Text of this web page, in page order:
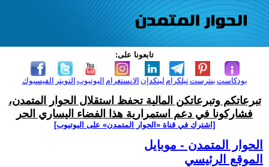
تابعونا على:
الفيسبوك التويتر اليوتيوب الانستغرام لينكدإن تيلكرامبنترست بودكاست
تبرعاتكم وتبرعاتكن المالية تحفظ استقلال الحوار المتمدن،
فشاركونا في دعم استمرارية هذا الفضاء اليساري الحر
[اشترك في قناة ‫«الحوار المتمدن» على اليوتيوب]
الحوار المتمدن - موبايل
الموقع الرئيسي